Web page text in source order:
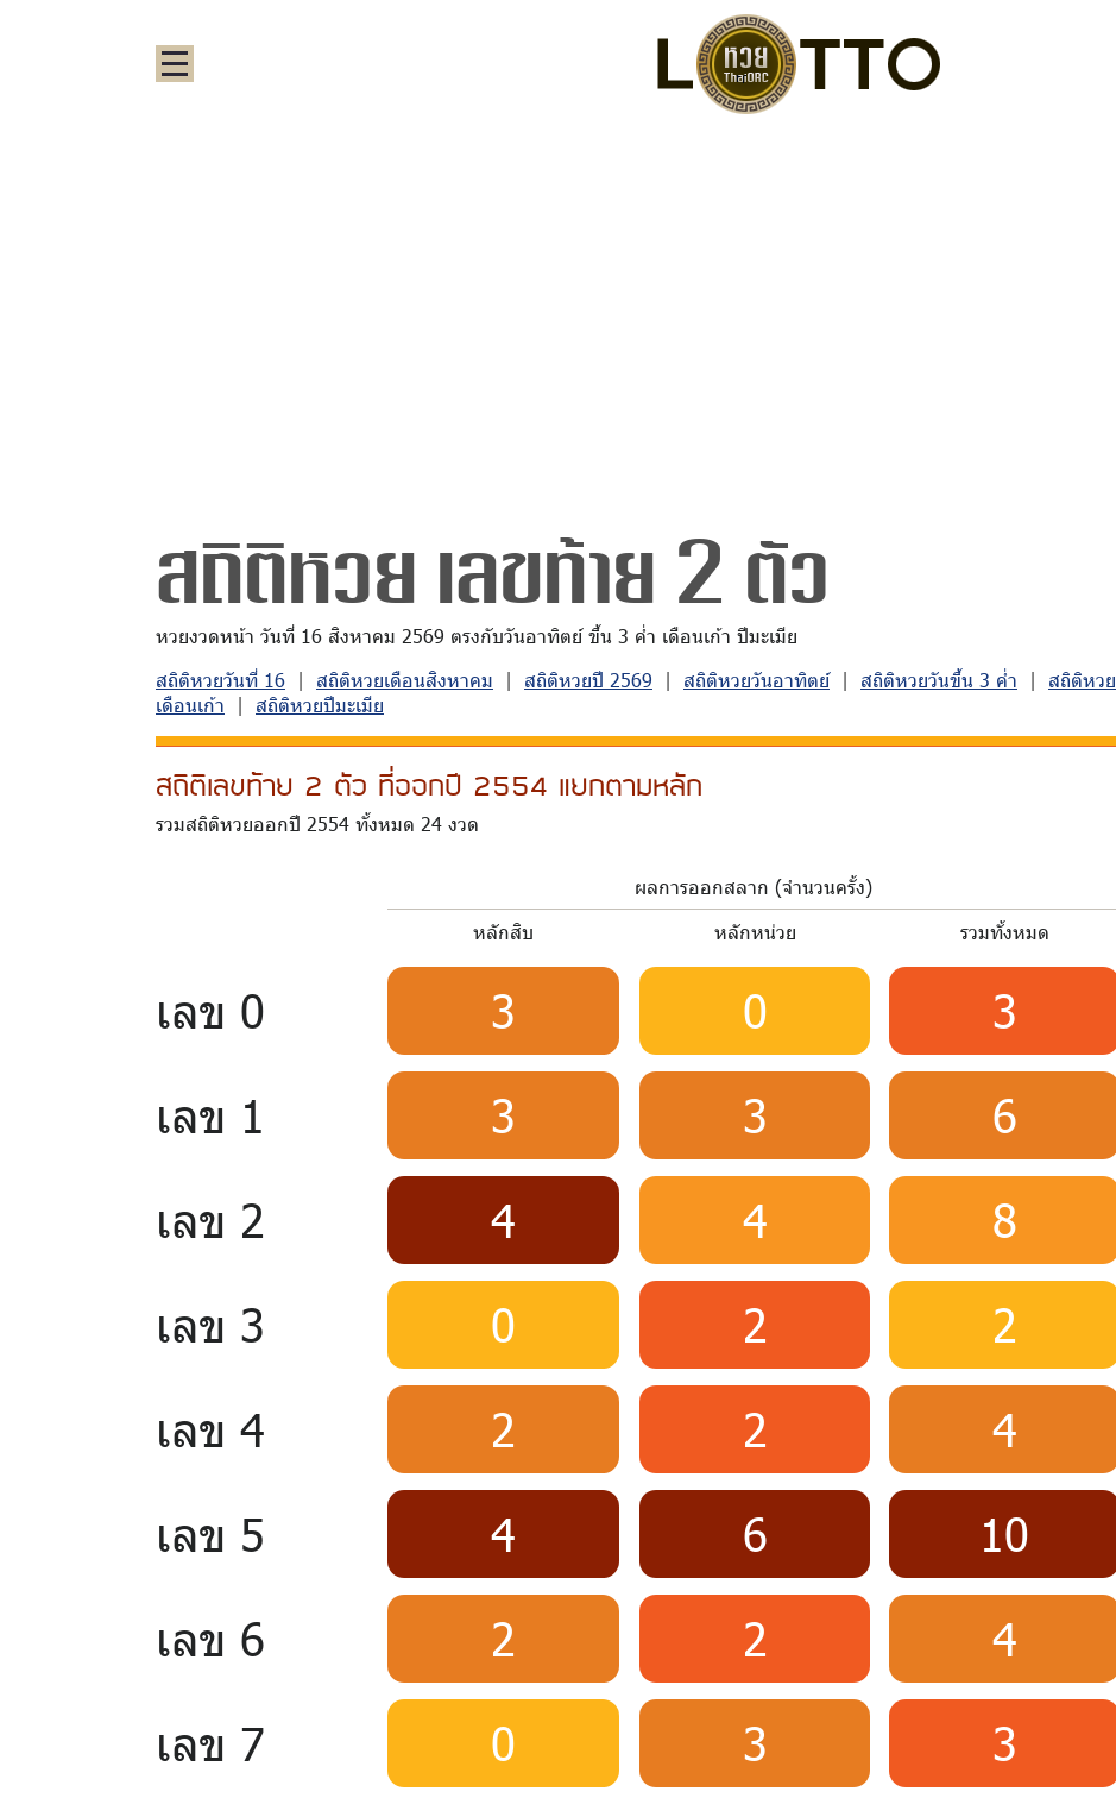
สถิติหวย เลขท้าย 2 ตัว
หวยงวดหน้า วันที่ 16 สิงหาคม 2569 ตรงกับวันอาทิตย์ ขึ้น 3 ค่ำ เดือนเก้า ปีมะเมีย
สถิติหวยวันที่ 16 | สถิติหวยเดือนสิงหาคม | สถิติหวยปี 2569 | สถิติหวยวันอาทิตย์| สถิติหวยวันขึ้น 3 ค่ำ | สถิติหวย
เดือนเก้า | สถิติหวยปีมะเมีย
สถิติเลขท้าย 2 ตัว ที่ออกปี 2554 แยกตามหลัก
รวมสถิติหวยออกปี 2554 ทั้งหมด 24 งวด
ผลการออกสลาก (จำนวนครั้ง)
หลักสิบ
หลักหน่วย รวมทั้งหมด
เลข 0 3 0
3
เลข 1
3 3
6
เลข 2
4 4
8
เลข 3
0 2
2
เลข 4
2 2
4
เลข 5
4 6
10
เลข 6
2 2
4
เลข 7
0 3
3